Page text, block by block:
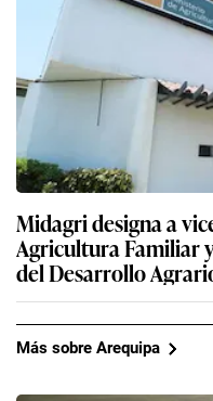
Midagri designa a
Agricultura Familiar
del Desarrollo
Más sobre Arequipa